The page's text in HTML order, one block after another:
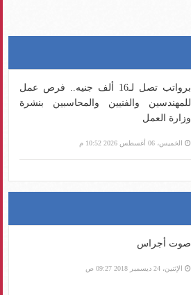
برواتب تصل لـ16 ألف جنيه.. فرص عمل
للمهندسين والفنيين والمحاسبين بنشرة
وزارة العمل
الخميس، 06 أغسطس 2026 10:52 م
صوت أجراس
الإثنين، 24 ديسمبر 2018 09:27 ص